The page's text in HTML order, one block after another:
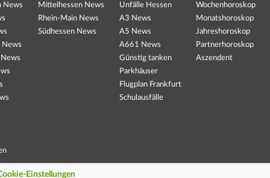
News
News
Mittelhessen News
Rhein-Main News
Südhessen News
Unfälle Hessen
A3 News
A5 News
A661 News
Günstig tanken
Parkhäuser
Flugplan Frankfurt
Schulausfälle
Wochenhoroskop
Monatshoroskop
Jahreshoroskop
Partnerhoroskop
Aszendent
Einstellungen